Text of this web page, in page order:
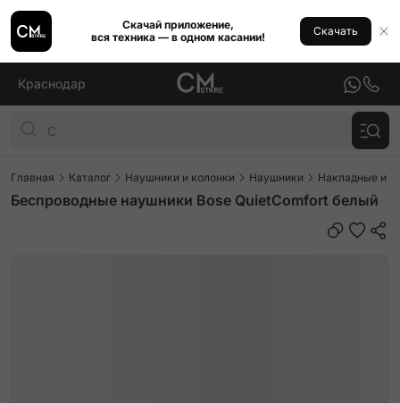
Скачай приложение,
вся техника — в одном касании!
Скачать
Краснодар
Главная Каталог Наушники и колонки Наушники Накладные и
Беспроводные наушники Bose QuietComfort белый